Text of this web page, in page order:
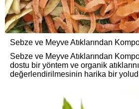
Sebze ve Meyve Atıklarından
Sebze ve Meyve Atıklarından
dostu bir yöntem ve organik
değerlendirilmesinin harika bir